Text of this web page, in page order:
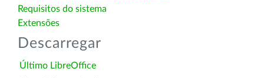
Requisitos do sistema
Extensões
Descarregar
Último LibreOffice